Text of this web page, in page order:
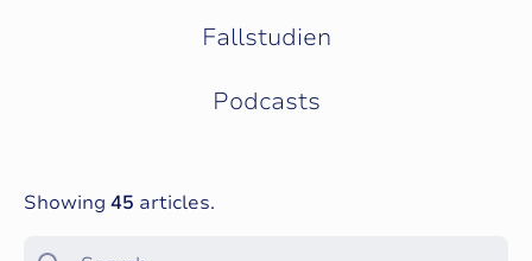
i
Fallstudien
Podcasts
Showing 45 articles.